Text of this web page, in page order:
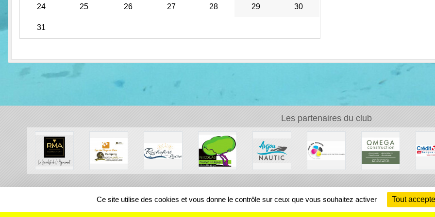
24 25 26 27 28 29 30
31
Les partenaires du club
REGIONS
Ce site utilise des cookies et vous donne le contrôle sur ceux que vous souhaitez activer Tout